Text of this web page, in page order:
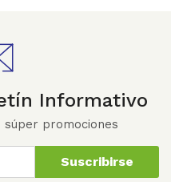
Informativo
promociones
Suscribirse